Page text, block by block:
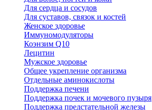
Для сердца и сосудов
Для суставов, связок и костей
Женское здоровье
Иммуномодуляторы
Коэнзим Q10
Лецитин
Мужское здоровье
Общее укрепление организма
Отдельные аминокислоты
Поддержка печени
Поддержка почек и мочевого пузыря
Поддержка предстательной железы